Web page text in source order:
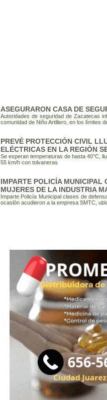
ASEGURARON CASA DE
Autoridades de seguridad de Zacatecas
comunidad de Niño Artillero, en los límites
PREVÉ PROTECCIÓN CIVIL
ELÉCTRICAS EN LA REGIÓN
Se esperan temperaturas de hasta 40°C,
55 km/h con tolvaneras
IMPARTE POLICÍA MUNICIPAL
MUJERES DE LA INDUSTRIA
Imparte Policía Municipal clases de
ocasión acudieron a la empresa SMTC,